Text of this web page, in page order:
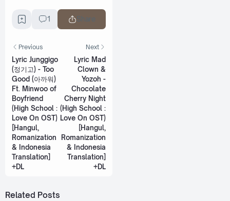
1 Share
Previous
Lyric Junggigo
(정기고) - Too
Good (아까워)
Ft. Minwoo of
Boyfriend
(High School :
Love On OST)
[Hangul,
Romanization
& Indonesia
Translation]
+DL
Next
Lyric Mad
Clown &
Yozoh -
Chocolate
Cherry Night
(High School :
Love On OST)
[Hangul,
Romanization
& Indonesia
Translation]
+DL
Related Posts